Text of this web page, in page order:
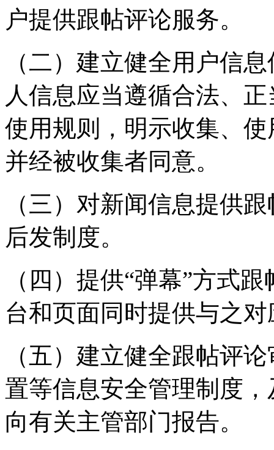
户提供跟帖评论服务。
（二）建立健全用户信
人信息应当遵循合法、
使用规则，明示收集、
并经被收集者同意。
（三）对新闻信息提供
后发制度。
（四）提供“弹幕”方式
台和页面同时提供与之
（五）建立健全跟帖评
置等信息安全管理制度
向有关主管部门报告。